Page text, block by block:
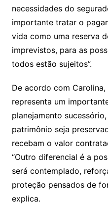
necessidades do
importante tratar o
vida como uma reserva
imprevistos, para as
todos estão sujeitos”.
De acordo com
representa um
planejamento
patrimônio seja
recebam o valor
“Outro diferencial é a
será contemplado,
proteção pensados de
explica.